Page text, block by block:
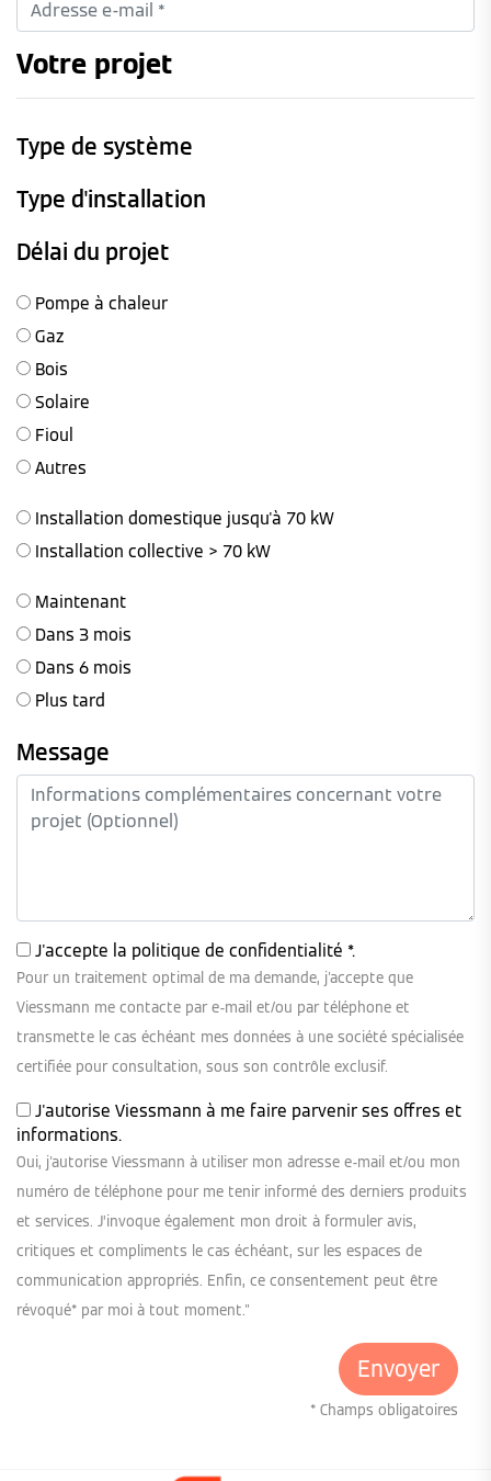
Votre projet
Type de système
Type d'installation
Délai du projet
Pompe à chaleur
Gaz
Bois
Solaire
Fioul
Autres
Installation domestique jusqu'à 70 kW
Installation collective > 70 kW
Maintenant
Dans 3 mois
Dans 6 mois
Plus tard
Message
J'accepte la politique de confidentialité *.
Pour un traitement optimal de ma demande, j'accepte que
Viessmann me contacte par e-mail et/ou par téléphone et
transmette le cas échéant mes données à une société spécialisée
certifiée pour consultation, sous son contrôle exclusif.
J'autorise Viessmann à me faire parvenir ses offres et
informations.
Oui, j'autorise Viessmann à utiliser mon adresse e-mail et/ou mon
numéro de téléphone pour me tenir informé des derniers produits
et services. J’invoque également mon droit à formuler avis,
critiques et compliments le cas échéant, sur les espaces de
communication appropriés. Enfin, ce consentement peut être
révoqué* par moi à tout moment."
* Champs obligatoires